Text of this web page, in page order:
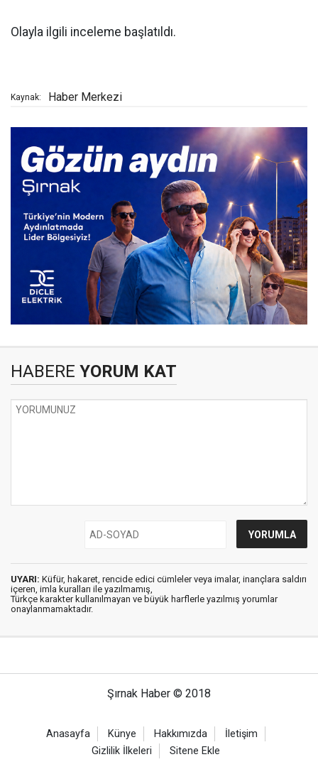
Olayla ilgili inceleme başlatıldı.
Kaynak: Haber Merkezi
HABERE YORUM KAT
UYARI: Küfür, hakaret, rencide edici cümleler veya imalar, inançlara saldırı
içeren, imla kuralları ile yazılmamış,
Türkçe karakter kullanılmayan ve büyük harflerle yazılmış yorumlar
onaylanmamaktadır.
Şırnak Haber © 2018
Anasayfa Künye Hakkımızda
İletişim
Gizlilik İlkeleri
Sitene Ekle